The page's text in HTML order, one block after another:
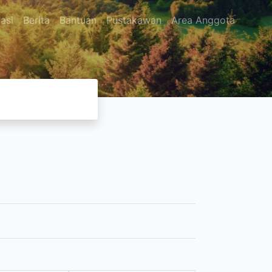
Berita Bantuan Pustakawan Area Anggota